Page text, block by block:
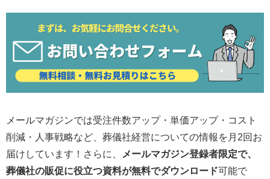
メールマガジンでは受注件数アップ・単価アップ・コスト
削減・人事戦略など、葬儀社経営についての情報を月2回お
届けしています！さらに、
メールマガジン登録者限定で、
葬儀社の販促に役立つ資料が無料でダウンロード可能で